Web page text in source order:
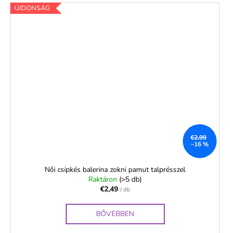
ÚJDONSÁG
€2,99
–16 %
Női csipkés balerina zokni pamut talprésszel
Raktáron (>5 db)
€2,49 / db
BŐVEBBEN